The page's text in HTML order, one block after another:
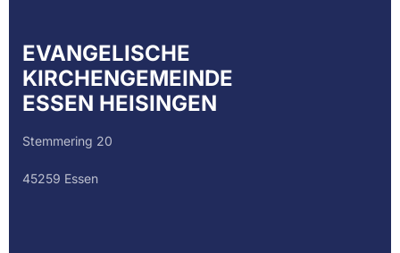
EVANGELISCHE
KIRCHENGEMEINDE
ESSEN HEISINGEN
Stemmering 20
45259 Essen